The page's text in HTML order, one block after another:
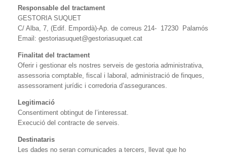
Responsable del tractament
GESTORIA SUQUET
C/ Alba, 7, (Edif. Empordà)-Ap. de correus 214- 17230 Palamós
Email: gestoriasuquet@gestoriasuquet.cat
Finalitat del tractament
Oferir i gestionar els nostres serveis de gestoria administrativa,
assessoria comptable, fiscal i laboral, administració de finques,
assessorament jurídic i corredoria d’assegurances.
Legitimació
Consentiment obtingut de l’interessat.
Execució del contracte de serveis.
Destinataris
Les dades no seran comunicades a tercers, llevat que ho